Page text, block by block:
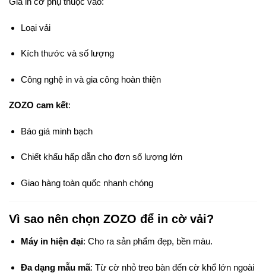
Loại vải
Kích thước và số lượng
Công nghệ in và gia công hoàn thiện
ZOZO cam kết:
Báo giá minh bạch
Chiết khấu hấp dẫn cho đơn số lượng lớn
Giao hàng toàn quốc nhanh chóng
Vì sao nên chọn ZOZO để in cờ vải?
Máy in hiện đại: Cho ra sản phẩm đẹp, bền màu.
Đa dạng mẫu mã: Từ cờ nhỏ treo bàn đến cờ khổ lớn ngoài